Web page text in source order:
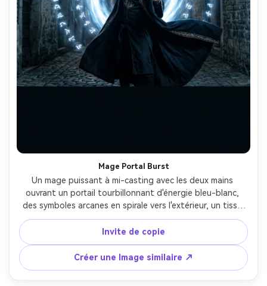
Mage Portal Burst
Un mage puissant à mi-casting avec les deux mains
ouvrant un portail tourbillonnant d'énergie bleu-blanc,
des symboles arcanes en spirale vers l'extérieur, un tissu
de robe se déplaçant comme une vague, une ruelle ruinée
éclairée par la lueur du portail, un éclairage
cinématographique à haut contraste, un cadre d'art clé
d'affiche avec sujet centré et un espace négatif propre
pour la typographie, visage et mains photoréalistes, prise
sur Canon EOS R3, 85mm, mise au point nette, notation
Invite de copie
Créer une Image similaire ↗